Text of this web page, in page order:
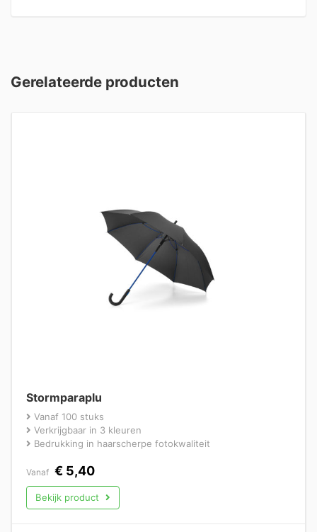
Gerelateerde producten
Stormparaplu
Vanaf 100 stuks
Verkrijgbaar in 3 kleuren
Bedrukking in haarscherpe fotokwaliteit
Vanaf € 5,40
Bekijk product